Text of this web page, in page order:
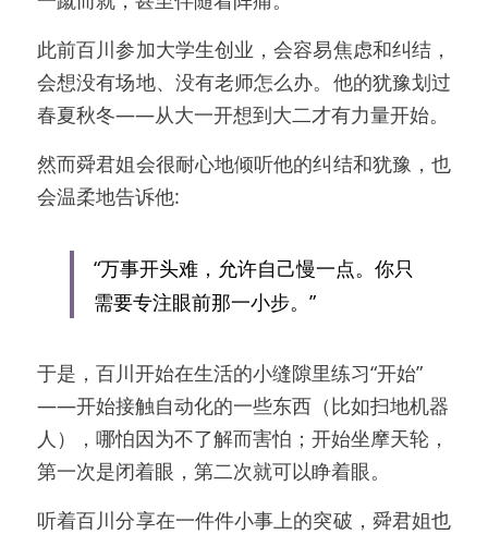
此前百川参加大学生创业，会容易焦虑和纠结，
会想没有场地、没有老师怎么办。他的犹豫划过
春夏秋冬——从大一开想到大二才有力量开始。
然而舜君姐会很耐心地倾听他的纠结和犹豫，也
会温柔地告诉他:
“万事开头难，允许自己慢一点。你只
需要专注眼前那一小步。”
于是，百川开始在生活的小缝隙里练习“开始”
——开始接触自动化的一些东西（比如扫地机器
人），哪怕因为不了解而害怕；开始坐摩天轮，
第一次是闭着眼，第二次就可以睁着眼。
听着百川分享在一件件小事上的突破，舜君姐也